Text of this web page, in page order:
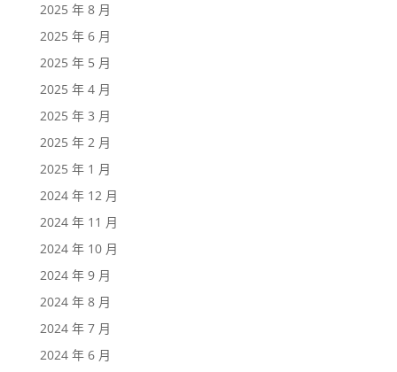
2025 年 8 月
2025 年 6 月
2025 年 5 月
2025 年 4 月
2025 年 3 月
2025 年 2 月
2025 年 1 月
2024 年 12 月
2024 年 11 月
2024 年 10 月
2024 年 9 月
2024 年 8 月
2024 年 7 月
2024 年 6 月